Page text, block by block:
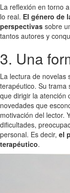
La reflexión en torno
lo real. El género de
perspectivas sobre
tantos autores y
3. Una
La lectura de novelas
terapéutico. Su trama
que dirigir la atención
novedades que
motivación del lector.
dificultades,
personal. Es decir, el
terapéutico.